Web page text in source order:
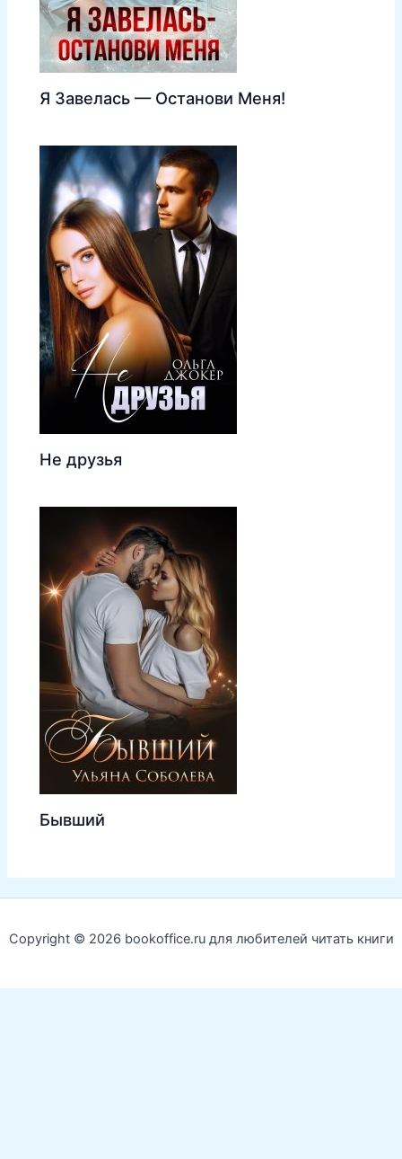
Я Завелась — Останови Меня!
Не друзья
Бывший
Copyright © 2026 bookoffice.ru для любителей читать книги